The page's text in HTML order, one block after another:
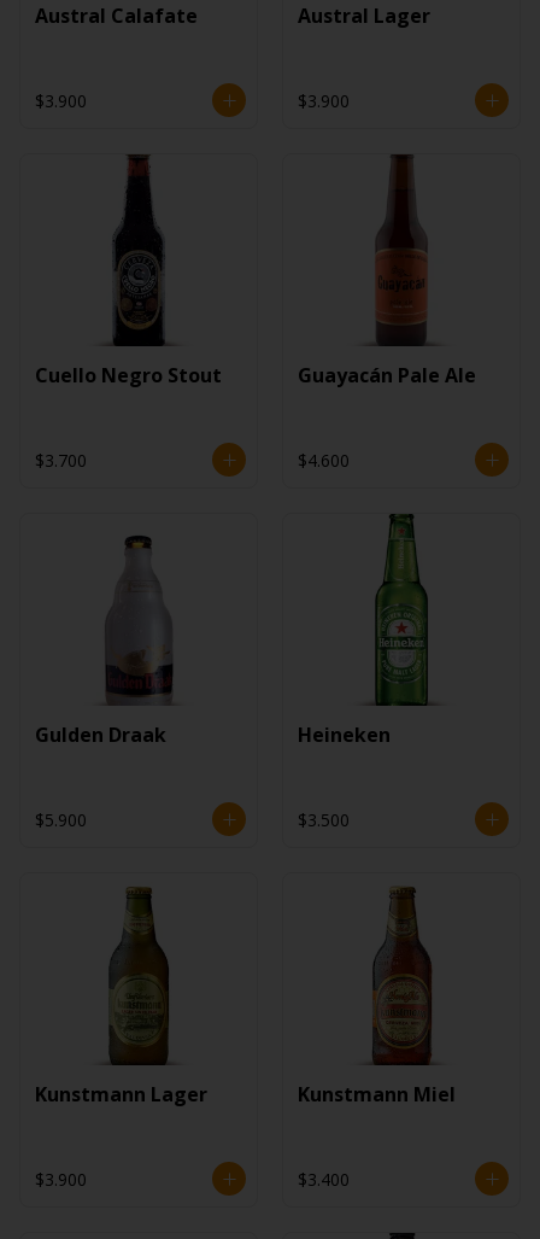
Austral Calafate
$3.900
Austral Lager
$3.900
Cuello Negro Stout
$3.700
Guayacán Pale Ale
$4.600
Gulden Draak
$5.900
Heineken
$3.500
Kunstmann Lager
$3.900
Kunstmann Miel
$3.400